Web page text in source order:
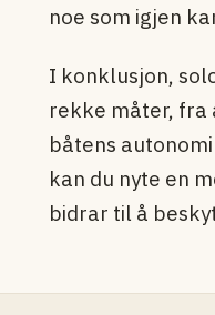
noe som igjen
I konklusjon,
rekke måter, fra
båtens
kan du nyte en
bidrar til å